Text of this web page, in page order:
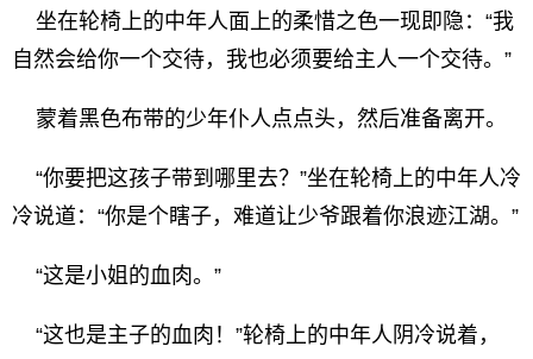
坐在轮椅上的中年人面上的柔惜之色一现即隐：“我
自然会给你一个交待，我也必须要给主人一个交待。”
蒙着黑色布带的少年仆人点点头，然后准备离开。
“你要把这孩子带到哪里去？”坐在轮椅上的中年人冷
冷说道：“你是个瞎子，难道让少爷跟着你浪迹江湖。”
“这是小姐的血肉。”
“这也是主子的血肉！”轮椅上的中年人阴冷说着，